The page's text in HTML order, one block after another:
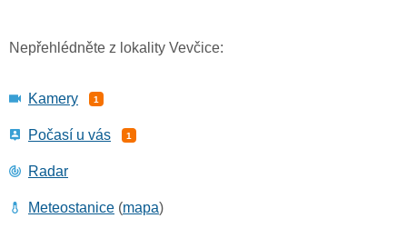
Nepřehlédněte z lokality Vevčice:
Kamery 1
Počasí u vás 1
Radar
Meteostanice (mapa)